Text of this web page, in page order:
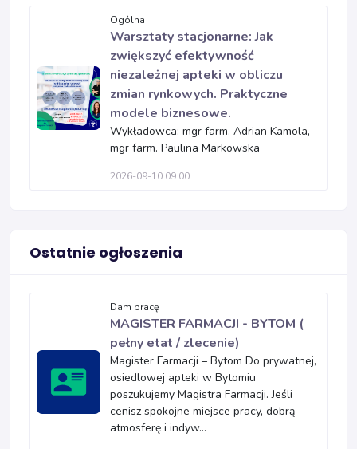
Ogólna
Warsztaty stacjonarne: Jak
zwiększyć efektywność
niezależnej apteki w obliczu
zmian rynkowych. Praktyczne
modele biznesowe.
Wykładowca: mgr farm. Adrian Kamola,
mgr farm. Paulina Markowska
2026-09-10 09:00
Ostatnie ogłoszenia
Dam pracę
MAGISTER FARMACJI - BYTOM (
pełny etat / zlecenie)
Magister Farmacji – Bytom Do prywatnej,
osiedlowej apteki w Bytomiu
poszukujemy Magistra Farmacji. Jeśli
cenisz spokojne miejsce pracy, dobrą
atmosferę i indyw...